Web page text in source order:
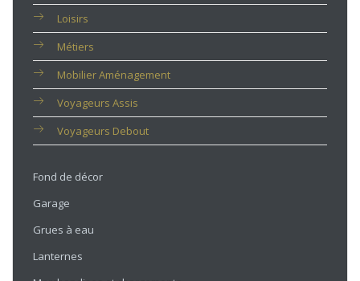
Loisirs
Métiers
Mobilier Aménagement
Voyageurs Assis
Voyageurs Debout
Fond de décor
Garage
Grues à eau
Lanternes